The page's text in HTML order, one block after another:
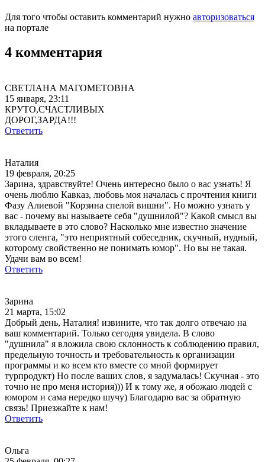
Для того чтобы оставить комментарий нужно авторизоваться
на портале
4 комментария
СВЕТЛАНА МАГОМЕТОВНА
15 января, 23:11
КРУТО,СЧАСТЛИВЫХ
ДОРОГ,ЗАРДА!!!
Ответить
Наталия
19 февраля, 20:25
Зарина, здравствуйте! Очень интересно было о вас узнать! Я
очень люблю Кавказ, любовь моя началась с прочтения книги
Фазу Алиевой "Корзина спелой вишни". Но можно узнать у
вас - почему вы называете себя "душнилой"? Какой смысл вы
вкладываете в это слово? Насколько мне известно значение
этого сленга, "это неприятный собеседник, скучный, нудный,
которому свойственно не понимать юмор". Но вы не такая.
Удачи вам во всем!
Ответить
Зарина
21 марта, 15:02
Добрый день, Наталия! извините, что так долго отвечаю на
ваш комментарий. Только сегодня увидела. В слово
"душнила" я вложила свою склонность к соблюдению правил,
предельную точность и требовательность к организации
программы и ко всем кто вместе со мной формирует
турпродукт) Но после ваших слов, я задумалась! Скучная - это
точно не про меня история))) И к тому же, я обожаю людей с
юмором и сама нередко шучу) Благодарю вас за обратную
связь! Приезжайте к нам!
Ответить
Ольга